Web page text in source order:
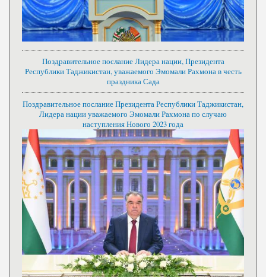
Поздравительное послание Лидера нации, Президента
Республики Таджикистан, уважаемого Эмомали Рахмона в честь
праздника Сада
Поздравительное послание Президента Республики Таджикистан,
Лидера нации уважаемого Эмомали Рахмона по случаю
наступления Нового 2023 года